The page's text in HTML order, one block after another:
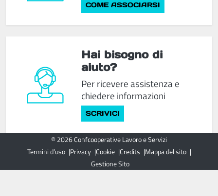
COME ASSOCIARSI
Hai bisogno di
aiuto?
Per ricevere assistenza e
chiedere informazioni
SCRIVICI
© 2026 Confcooperative Lavoro e Servizi
Termini d’uso Privacy Cookie Credits Mappa del sito
Gestione Sito